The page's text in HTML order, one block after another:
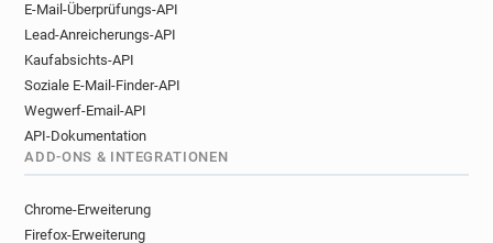
E-Mail-Überprüfungs-API
Lead-Anreicherungs-API
Kaufabsichts-API
Soziale E-Mail-Finder-API
Wegwerf-Email-API
API-Dokumentation
ADD-ONS & INTEGRATIONEN
Chrome-Erweiterung
Firefox-Erweiterung